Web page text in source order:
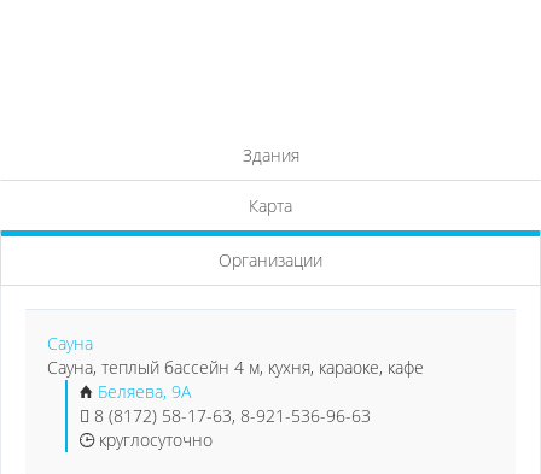
Здания
Карта
Организации
Сауна
Сауна, теплый бассейн 4 м, кухня, караоке, кафе
Беляева, 9А
8 (8172) 58-17-63, 8-921-536-96-63
круглосуточно